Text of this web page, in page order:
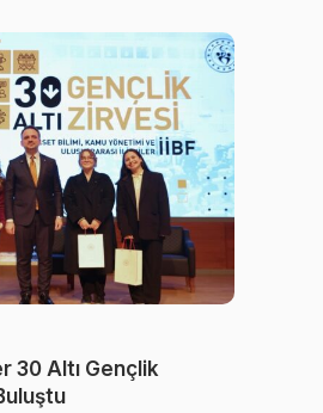
30 Altı Gençlik